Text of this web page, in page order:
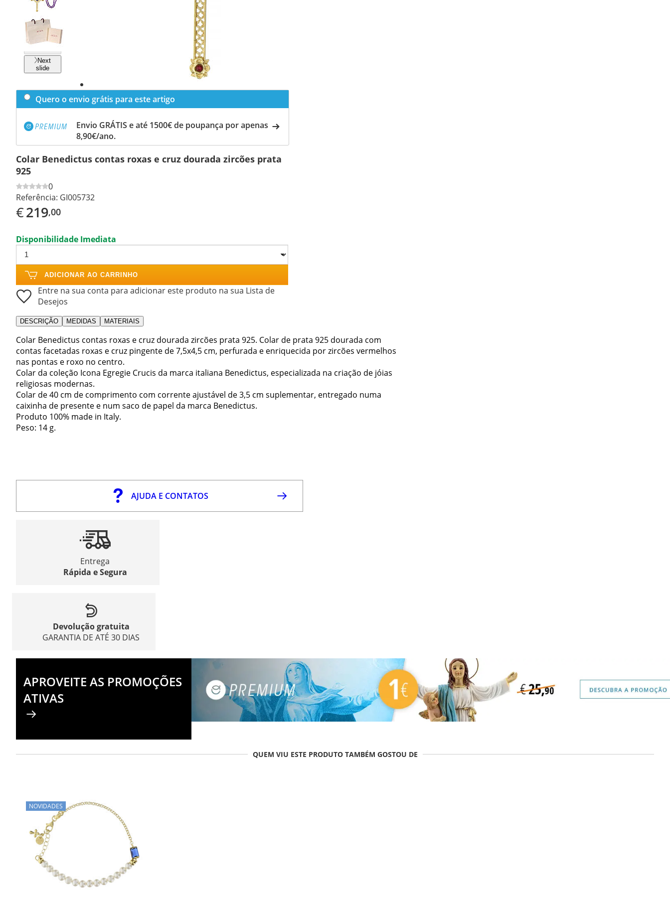
Previous
Next
slide
Quero o envio grátis para este artigo
Envio GRÁTIS e até 1500€ de poupança por apenas
8,90€/ano.
Colar Benedictus contas roxas e cruz dourada zircões prata
925
0
Referência: GI005732
€219,00
Disponibilidade Imediata
ADICIONAR AO CARRINHO
Entre na sua conta para adicionar este produto na sua Lista de
Desejos
DESCRIÇÃO MEDIDAS MATERIAIS
Colar Benedictus contas roxas e cruz dourada zircões prata 925. Colar de prata 925 dourada com
contas facetadas roxas e cruz pingente de 7,5x4,5 cm, perfurada e enriquecida por zircões vermelhos
nas pontas e roxo no centro.
Colar da coleção Icona Egregie Crucis da marca italiana Benedictus, especializada na criação de jóias
religiosas modernas.
Colar de 40 cm de comprimento com corrente ajustável de 3,5 cm suplementar, entregado numa
caixinha de presente e num saco de papel da marca Benedictus.
Produto 100% made in Italy.
Peso: 14 g.
AJUDA E CONTATOS
Entrega
Rápida e Segura
Devolução gratuita
GARANTIA DE ATÉ 30 DIAS
APROVEITE AS PROMOÇÕES
ATIVAS
QUEM VIU ESTE PRODUTO TAMBÉM GOSTOU DE
NOVIDADES